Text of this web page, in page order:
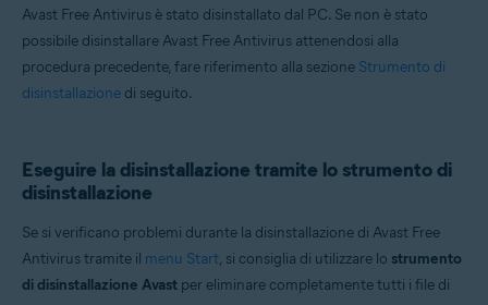
Avast Free Antivirus è stato disinstallato dal PC. Se non è stato
possibile disinstallare Avast Free Antivirus attenendosi alla
procedura precedente, fare riferimento alla sezione Strumento di
disinstallazione di seguito.
Eseguire la disinstallazione tramite lo strumento di
disinstallazione
Se si verificano problemi durante la disinstallazione di Avast Free
Antivirus tramite il menu Start, si consiglia di utilizzare lo strumento
di disinstallazione Avast per eliminare completamente tutti i file di